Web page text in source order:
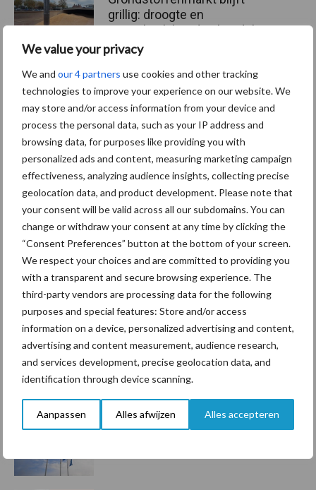
We value your privacy
We and our 4 partners use cookies and other tracking
technologies to improve your experience on our website. We
may store and/or access information from your device and
process the personal data, such as your IP address and
browsing data, for purposes like providing you with
personalized ads and content, measuring marketing campaign
effectiveness, analyzing audience insights, collecting precise
geolocation data, and product development. Please note that
your consent will be valid across all our subdomains. You can
change or withdraw your consent at any time by clicking the
“Consent Preferences” button at the bottom of your screen.
We respect your choices and are committed to providing you
with a transparent and secure browsing experience. The
third-party vendors are processing data for the following
purposes and special features: Store and/or access
information on a device, personalized advertising and content,
advertising and content measurement, audience research,
and services development, precise geolocation data, and
identification through device scanning.
Aanpassen Alles afwijzen Alles accepteren
Primaire
Sidebar
10 aug
Jaarverslag 2025 Royal A-ware:
grillig: droogte en
geopolitiek houden handel
in de greep
Themapagina's
Diergezondheid Bemesting Fokkerij
Derogatie Fosfaatrechten
Toon meer